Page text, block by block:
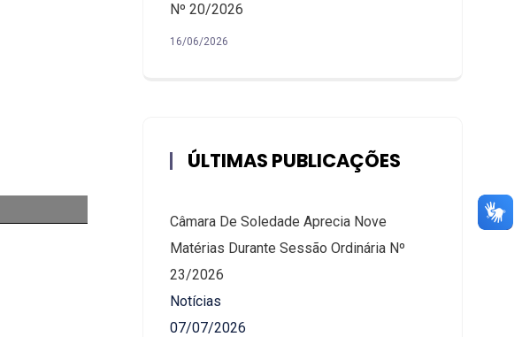
Nº 20/2026
16/06/2026
ÚLTIMAS PUBLICAÇÕES
Câmara De Soledade Aprecia Nove
Matérias Durante Sessão Ordinária Nº
23/2026
Notícias
07/07/2026